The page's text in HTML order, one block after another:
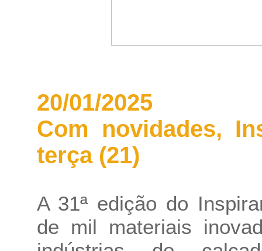
20/01/2025
Com novidades,
terça (21)
A 31ª edição do
de mil materiais